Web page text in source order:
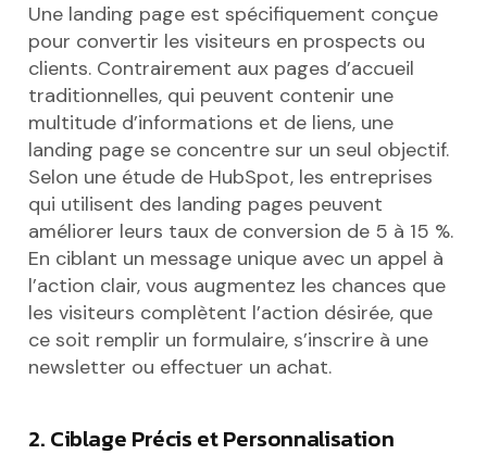
Une landing page est spécifiquement conçue
pour convertir les visiteurs en prospects ou
clients. Contrairement aux pages d’accueil
traditionnelles, qui peuvent contenir une
multitude d’informations et de liens, une
landing page se concentre sur un seul objectif.
Selon une étude de HubSpot, les entreprises
qui utilisent des landing pages peuvent
améliorer leurs taux de conversion de 5 à 15 %.
En ciblant un message unique avec un appel à
l’action clair, vous augmentez les chances que
les visiteurs complètent l’action désirée, que
ce soit remplir un formulaire, s’inscrire à une
newsletter ou effectuer un achat.
2. Ciblage Précis et Personnalisation